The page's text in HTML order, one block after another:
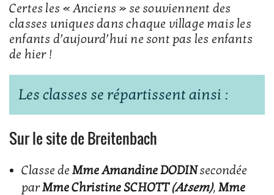
Certes les « Anciens » se souviennent des
classes uniques dans chaque village mais les
enfants d’aujourd’hui ne sont pas les enfants
de hier !
Les classes se répartissent ainsi :
Sur le site de Breitenbach
Classe de Mme Amandine DODINsecondée
parMme Christine SCHOTT (Atsem), Mme